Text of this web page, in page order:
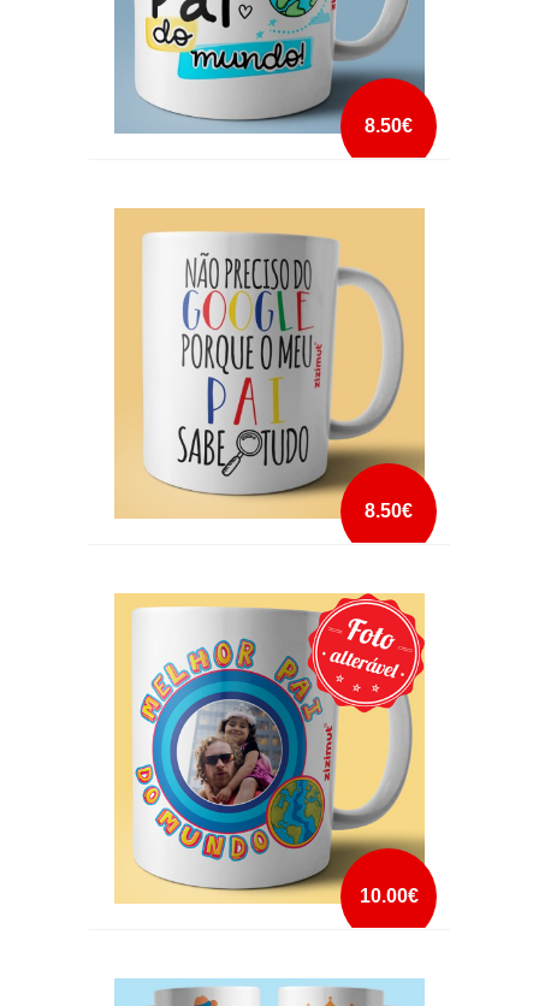
8.50€
MUNDO
mais info
add à lista
8.50€
mais info
add à lista
10.00€